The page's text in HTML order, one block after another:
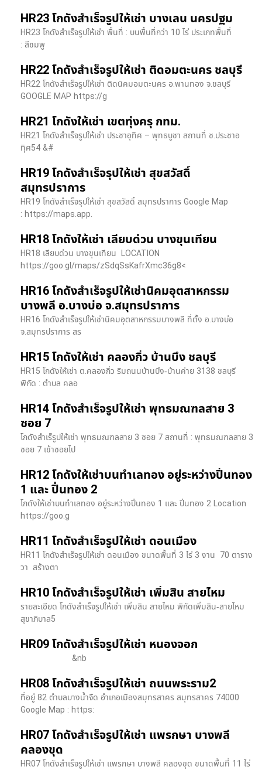
HR23 โกดังสำเร็จรูปให้เช่า บางเลน นครปฐม
HR23 โกดังสำเร็จรูปให้เช่า พื้นที่ : บนพื้นที่กว่า 10 ไร่ ประเภทพื้นที่
: สีชมพู
HR22 โกดังสำเร็จรูปให้เช่า ติดอมตะนคร ชลบุรี
HR22 โกดังสำเร็จรูปให้เช่า ติดนิคมอมตะนคร อ.พานทอง จ.ชลบุรี
GOOGLE MAP https://g
HR21 โกดังให้เช่า เขตทุ่งครุ กทม.
HR21 โกดังสำเร็จรูปให้เช่า ประชาอุทิศ – พุทธบูชา สถานที่ ซ.ประชาอ
ทุิศ54 &#
HR19 โกดังสำเร็จรุปให้เช่า สุขสวัสดิ์
สมุทรปราการ
HR19 โกดังสำเร็จรุปให้เช่า สุขสวัสดิ์ สมุทรปราการ Google Map
: https://maps.app.
HR18 โกดังให้เช่า เลียบด่วน บางขุนเทียน
HR18 เลียบด่วน​ บางขุนเทียน​ LOCATION
https://goo.gl/maps/zSdqSsKafrXmc36g8<
HR16 โกดังสำเร็จรูปให้เช่านิคมอุตสาหกรรม
บางพลี อ.บางบ่อ จ.สมุทรปราการ
HR16 โกดังสำเร็จรูปให้เช่านิคมอุตสาหกรรมบางพลี ที่ตั้ง อ.บางบ่อ
จ.สมุทรปราการ สร
HR15 โกดังให้เช่า คลองกิ่ว บ้านบึง ชลบุรี
HR15 โกดังให้เช่า ต.คลองกิ่ว ริมถนนบ้านบึง-บ้านค่าย 3138 ชลบุรี
พิกัด : ตำบล คลอ
HR14 โกดังสำเร็จรูปให้เช่า พุทธมณฑลสาย 3
ซอย 7
โกดังสำเร็รูปให้เช่า พุทธมณฑลสาย 3 ซอย 7 สถานที่ : พุทธมณฑลสาย 3
ซอย 7 เข้าซอยไป
HR12 โกดังให้เช่าบนทำเลทอง อยู่ระหว่างปิ่นทอง
1 และ ปิ่นทอง 2
โกดังให้เช่าบนทำเลทอง อยู่ระหว่างปิ่นทอง 1 และ ปิ่นทอง 2 Location
https://goo.g
HR11 โกดังสำเร็จรูปให้เช่า ดอนเมือง
HR11 โกดังสำเร็จรูปให้เช่า ดอนเมือง ขนาดพื้นที่ 3 ไร่ 3 งาน 70 ตาราง
วา สร้างตา
HR10 โกดังสำเร็จรูปให้เช่า เพิ่มสิน สายไหม
รายละเอียด โกดังสำเร็จรูปให้เช่า เพิ่มสิน สายไหม พิกัดเพิ่มสิน-สายไหม
สุขาภิบาล5
HR09 โกดังสำเร็จรูปให้เช่า หนองจอก
&nb
HR08 โกดังสำเร็จรูปให้เช่า ถนนพระราม2
ที่อยู่ 82 ตำบลบางน้ำจืด อำเภอเมืองสมุทรสาคร สมุทรสาคร 74000
Google Map : https:
HR07 โกดังสำเร็จรูปให้เช่า แพรกษา บางพลี​
คลองขุด
HR07 โกดังสำเร็จรูปให้เช่า แพรกษา บางพลี​ คลองขุด ขนาดพื้นที่ 11 ไร่